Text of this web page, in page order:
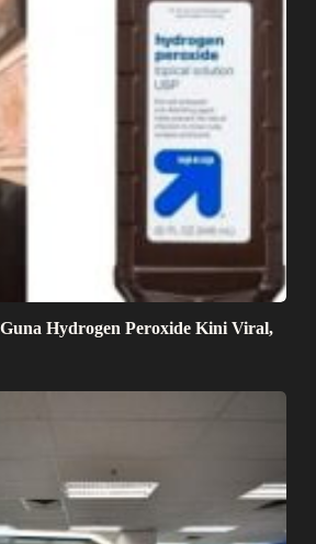
Hydrogen Peroxide Kini Viral,